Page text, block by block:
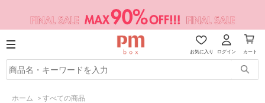
お気に入り ログイン カート
ホーム > すべての商品